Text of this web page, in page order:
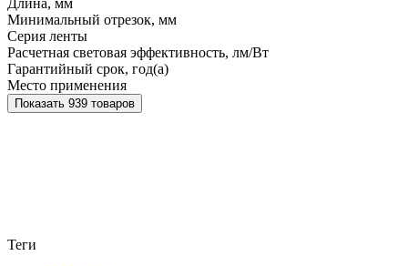
Минимальный отрезок, мм
Серия ленты
Расчетная световая эффективность, лм/Вт
Гарантийный срок, год(а)
Место применения
Показать 939 товаров
Теги